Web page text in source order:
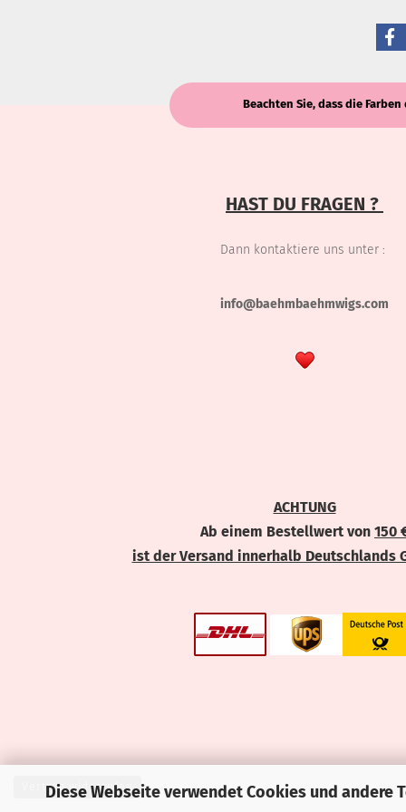
Diese Webseite verwendet Cookies und andere
Beachten Sie, dass die
HAST DU FRAGEN ?
Dann kontaktiere uns unter :
info@baehmbaehmwigs.com
ACHTUNG
Ab einem Bestellwert von 150
ist der Versand innerhalb Deutschlands
Vertrag widerrufen